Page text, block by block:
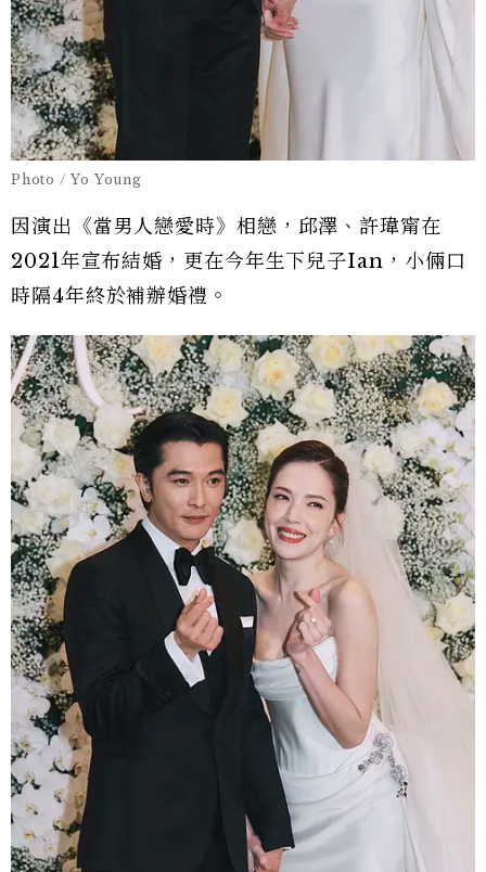
Photo / Yo Young
因演出《當男人戀愛時》相戀，邱澤、許瑋甯在
2021年宣布結婚，更在今年生下兒子Ian，小倆口
時隔4年終於補辦婚禮。